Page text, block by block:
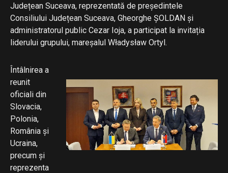
Județean Suceava, reprezentată de președintele
Consiliului Județean Suceava, Gheorghe ȘOLDAN și
administratorul public Cezar Ioja, a participat la invitația
liderului grupului, mareșalul Władysław Ortyl.
Întâlnirea a
reunit
oficiali din
Slovacia,
Polonia,
România și
Ucraina,
precum și
reprezenta